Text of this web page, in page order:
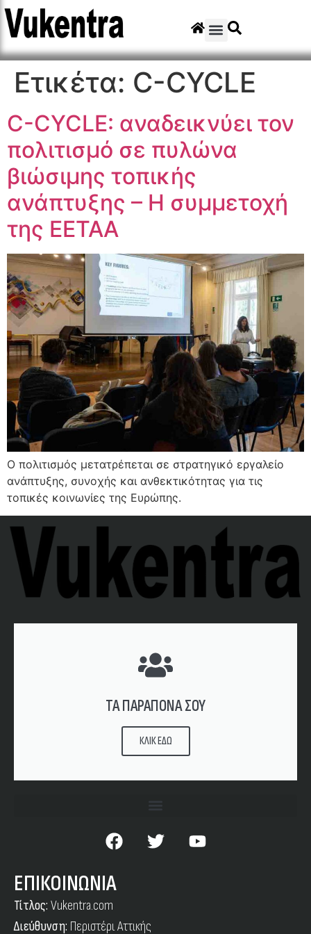
Ετικέτα: C-CYCLE
C-CYCLE: αναδεικνύει τον
πολιτισμό σε πυλώνα
βιώσιμης τοπικής
ανάπτυξης – Η συμμετοχή
της ΕΕΤΑΑ
Ο πολιτισμός μετατρέπεται σε στρατηγικό εργαλείο
ανάπτυξης, συνοχής και ανθεκτικότητας για τις
τοπικές κοινωνίες της Ευρώπης.
ΤΑ ΠΑΡΑΠΟΝΑ ΣΟΥ
ΚΛΙΚ ΕΔΩ
ΕΠΙΚΟΙΝΩΝΙΑ
Τίτλος: Vukentra.com
Διεύθυνση: Περιστέρι Αττικής